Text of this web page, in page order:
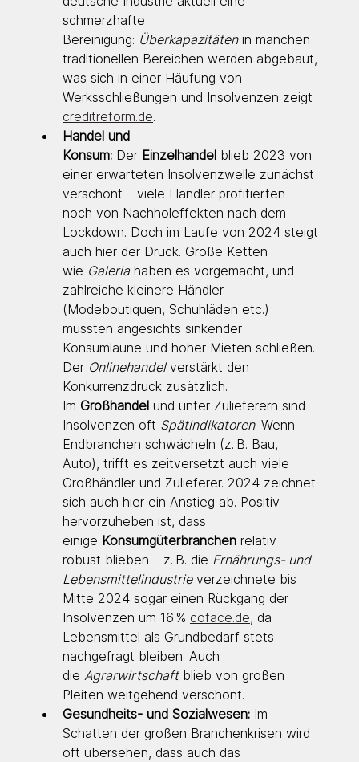
schmerzhafte
Bereinigung: Überkapazitäten in manchen
traditionellen Bereichen werden abgebaut,
was sich in einer Häufung von
Werksschließungen und Insolvenzen zeigt
creditreform.de.
Handel und
Konsum: Der Einzelhandel blieb 2023 von
einer erwarteten Insolvenzwelle zunächst
verschont – viele Händler profitierten
noch von Nachholeffekten nach dem
Lockdown. Doch im Laufe von 2024 steigt
auch hier der Druck. Große Ketten
wie Galeria haben es vorgemacht, und
zahlreiche kleinere Händler
(Modeboutiquen, Schuhläden etc.)
mussten angesichts sinkender
Konsumlaune und hoher Mieten schließen.
Der Onlinehandel verstärkt den
Konkurrenzdruck zusätzlich.
Im Großhandel und unter Zulieferern sind
Insolvenzen oft Spätindikatoren: Wenn
Endbranchen schwächeln (z. B. Bau,
Auto), trifft es zeitversetzt auch viele
Großhändler und Zulieferer. 2024 zeichnet
sich auch hier ein Anstieg ab. Positiv
hervorzuheben ist, dass
einige Konsumgüterbranchen relativ
robust blieben – z. B. die Ernährungs- und
Lebensmittelindustrie verzeichnete bis
Mitte 2024 sogar einen Rückgang der
Insolvenzen um 16 % coface.de, da
Lebensmittel als Grundbedarf stets
nachgefragt bleiben. Auch
die Agrarwirtschaft blieb von großen
Pleiten weitgehend verschont.
Gesundheits- und Sozialwesen: Im
Schatten der großen Branchenkrisen wird
oft übersehen, dass auch das